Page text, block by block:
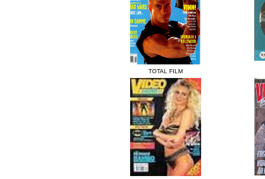
TOTAL FILM